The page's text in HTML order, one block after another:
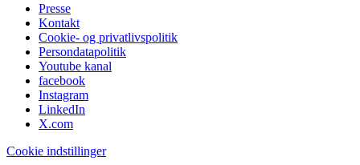
Presse
Kontakt
Cookie- og privatlivspolitik
Persondatapolitik
Youtube kanal
facebook
Instagram
LinkedIn
X.com
Cookie indstillinger